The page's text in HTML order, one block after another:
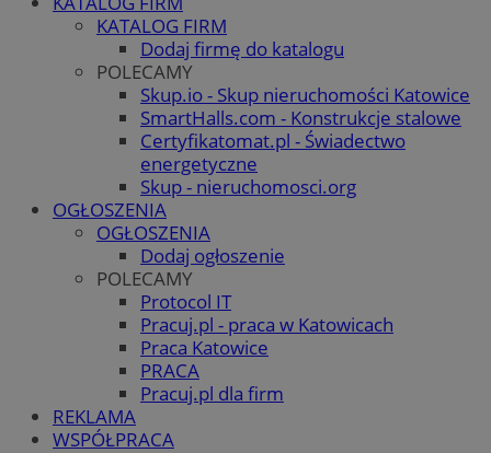
KATALOG FIRM
Dodaj firmę do katalogu
POLECAMY
Skup.io - Skup nieruchomości Katowice
SmartHalls.com - Konstrukcje stalowe
Certyfikatomat.pl - Świadectwo
energetyczne
Skup - nieruchomosci.org
OGŁOSZENIA
OGŁOSZENIA
Dodaj ogłoszenie
POLECAMY
Protocol IT
Pracuj.pl - praca w Katowicach
Praca Katowice
PRACA
Pracuj.pl dla firm
REKLAMA
WSPÓŁPRACA